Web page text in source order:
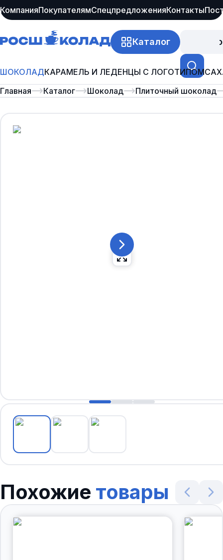
КомпанияПокупателямСпецпредложенияКонтакты
Каталог
ШОКОЛАДКАРАМЕЛЬ И ЛЕДЕНЦЫ С ЛОГОТИПОМ
Главная
Каталог Шоколад Плиточный шоколад
Похожие товары